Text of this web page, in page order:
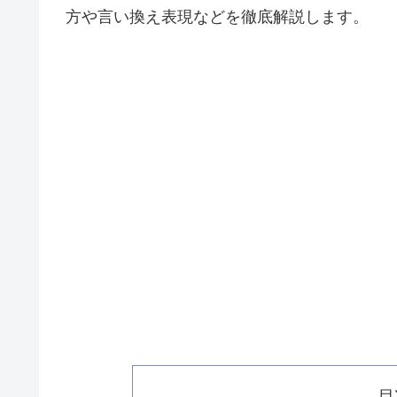
方や言い換え表現などを徹底解説します。